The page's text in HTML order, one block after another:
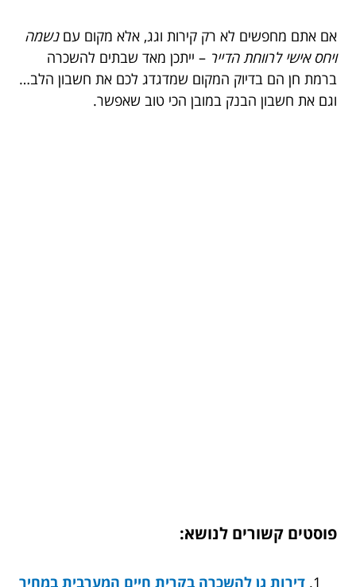
אם אתם מחפשים לא רק קירות וגג, אלא מקום עםנשמה
ויחס אישי לרווחת הדייר – ייתכן מאד שבתים להשכרה
ברמת חן הם בדיוק המקום שמדגדג לכם את חשבון הלב…
וגם את חשבון הבנק במובן הכי טוב שאפשר.
פוסטים קשורים לנושא:
דירות גן להשכרה בקרית חיים המערבית במחיר